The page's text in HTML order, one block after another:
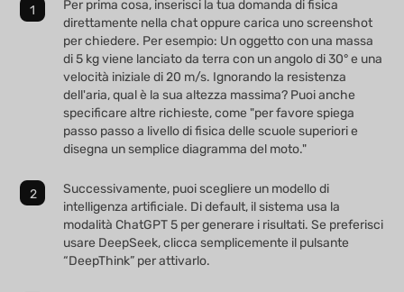
Per prima cosa, inserisci la tua domanda di fisica
direttamente nella chat oppure carica uno screenshot
per chiedere. Per esempio: Un oggetto con una massa
di 5 kg viene lanciato da terra con un angolo di 30° e una
velocità iniziale di 20 m/s. Ignorando la resistenza
dell'aria, qual è la sua altezza massima? Puoi anche
specificare altre richieste, come "per favore spiega
passo passo a livello di fisica delle scuole superiori e
disegna un semplice diagramma del moto."
Successivamente, puoi scegliere un modello di
intelligenza artificiale. Di default, il sistema usa la
modalità ChatGPT 5 per generare i risultati. Se preferisci
usare DeepSeek, clicca semplicemente il pulsante
“DeepThink” per attivarlo.